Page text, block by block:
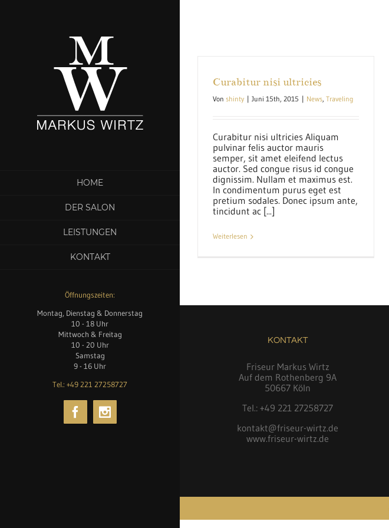
HOME
DER SALON
LEISTUNGEN
KONTAKT
Öffnungszeiten:
Montag, Dienstag & Donnerstag
10 - 18 Uhr
Mittwoch & Freitag
10 - 20 Uhr
Samstag
9 - 16 Uhr
Tel.: +49 221 27258727
Curabitur nisi ultricies
Von shinty | Juni 15th, 2015 | News, Traveling
Curabitur nisi ultricies Aliquam
pulvinar felis auctor mauris
semper, sit amet eleifend lectus
auctor. Sed congue risus id congue
dignissim. Nullam et maximus est.
In condimentum purus eget est
pretium sodales. Donec ipsum ante,
tincidunt ac [...]
Weiterlesen
KONTAKT
Friseur Markus Wirtz
Auf dem Rothenberg 9A
50667 Köln
Tel.: +49 221 27258727
kontakt@friseur-wirtz.de
www.friseur-wirtz.de